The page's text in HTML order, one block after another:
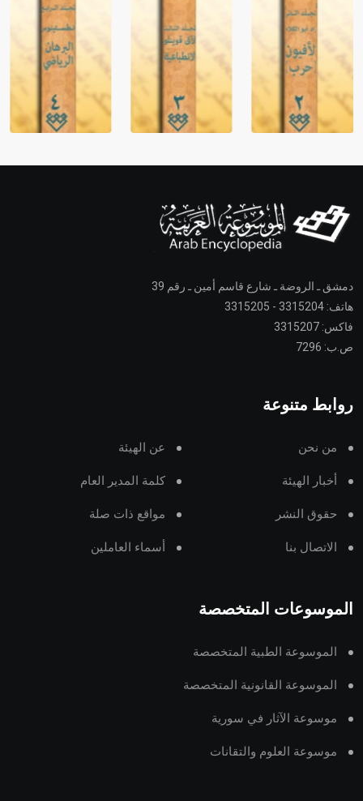
دمشق ـ الروضة ـ شارع قاسم أمين ـ رقم 39
هاتف: 3315204 - 3315205
فاكس: 3315207
ص.ب: 7296
روابط متنوعة
من نحن عن الهيئة
أخبار الهيئة كلمة المدير العام
حقوق النشر مواقع ذات صلة
الاتصال بنا أسماء العاملين
الموسوعات المتخصصة
الموسوعة الطبية المتخصصة
الموسوعة القانونية المتخصصة
موسوعة الآثار في سورية
موسوعة العلوم والتقانات